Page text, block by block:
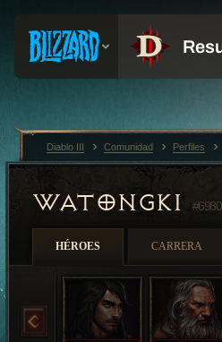
WATONGKI #6980
HÉROES CARRERA
Diablo III Comunidad Perfiles